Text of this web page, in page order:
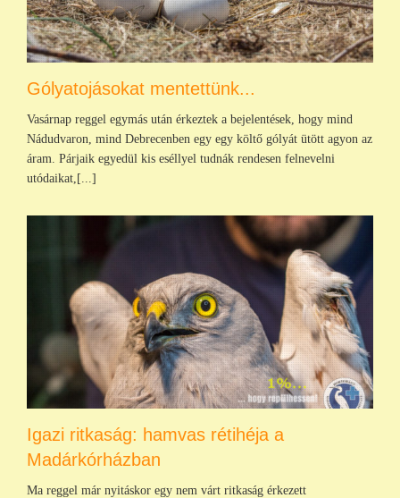
Gólyatojásokat mentettünk...
Vasárnap reggel egymás után érkeztek a bejelentések, hogy mind
Nádudvaron, mind Debrecenben egy egy költő gólyát ütött agyon az
áram. Párjaik egyedül kis eséllyel tudnák rendesen felnevelni
utódaikat,[...]
Igazi ritkaság: hamvas rétihéja a
Madárkórházban
Ma reggel már nyitáskor egy nem várt ritkaság érkezett